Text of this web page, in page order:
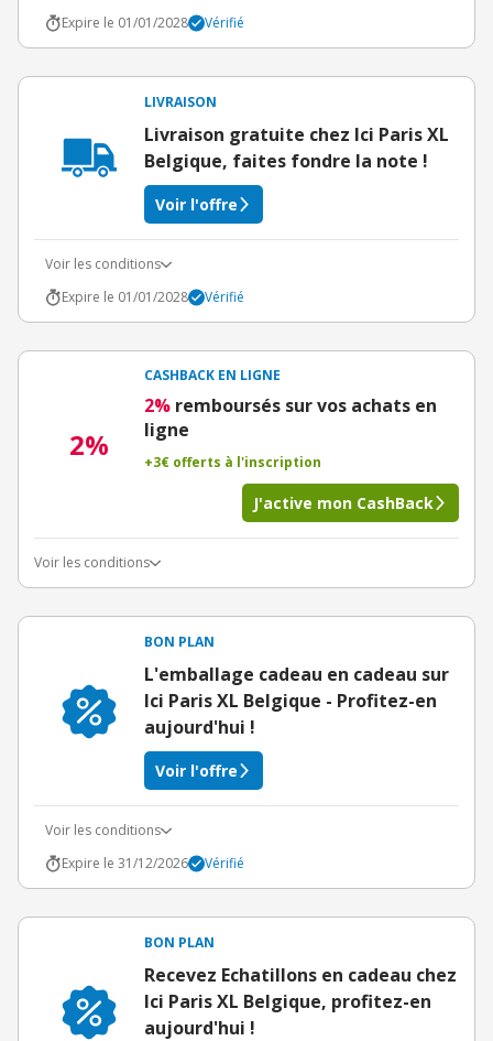
Expire le 01/01/2028
Vérifié
LIVRAISON
Livraison gratuite chez Ici Paris XL
Belgique, faites fondre la note !
Voir l'offre
Voir les conditions
Expire le 01/01/2028
Vérifié
2%
CASHBACK EN LIGNE
2% remboursés sur vos achats en
ligne
+3€ offerts à l'inscription
J'active mon CashBack
Voir les conditions
BON PLAN
L'emballage cadeau en cadeau sur
Ici Paris XL Belgique - Profitez-en
aujourd'hui !
Voir l'offre
Voir les conditions
Expire le 31/12/2026
Vérifié
BON PLAN
Recevez Echatillons en cadeau chez
Ici Paris XL Belgique, profitez-en
aujourd'hui !